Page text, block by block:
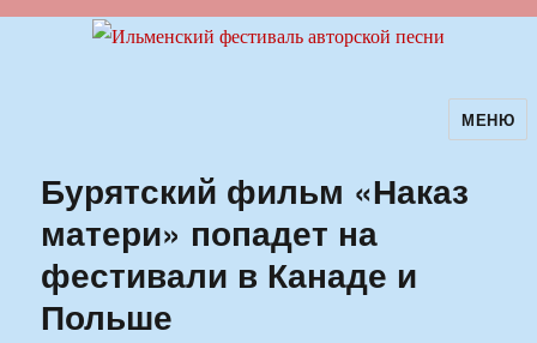
Ильменский фестиваль авторскойМЕНЮ
Бурятский фильм «Наказ
матери» попадет на
фестивали в Канаде и
Польше